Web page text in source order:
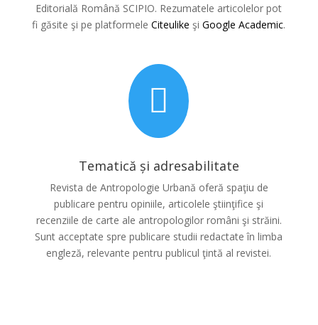
Editorială Română SCIPIO. Rezumatele articolelor pot
fi găsite şi pe platformeleCiteulike şiGoogle Academic.

Tematică şi adresabilitate
Revista de Antropologie Urbană oferă spaţiu de
publicare pentru opiniile, articolele ştiinţifice şi
recenziile de carte ale antropologilor români şi străini.
Sunt acceptate spre publicare studii redactate în limba
engleză, relevante pentru publicul ţintă al revistei.